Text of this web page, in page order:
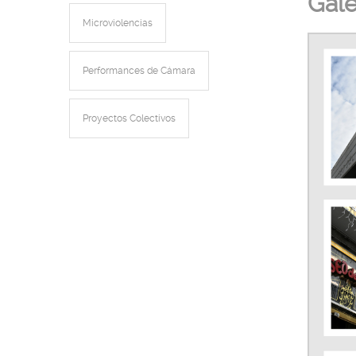
Microviolencias
Performances de Cámara
Proyectos Colectivos